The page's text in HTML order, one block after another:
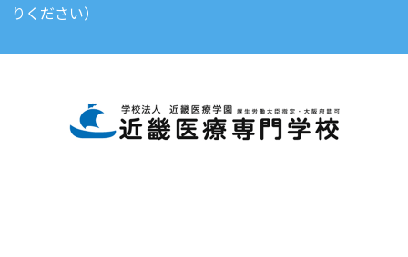
りください）